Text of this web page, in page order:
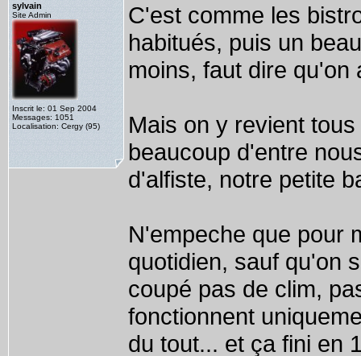
sylvain
Site Admin
Inscrit le: 01 Sep 2004
Messages: 1051
Localisation: Cergy (95)
C'est comme les
habitués, puis un
moins, faut dire qu'on
Mais on y revient
beaucoup d'entre
d'alfiste, notre petite
N'empeche que pour
quotidien, sauf qu'on
coupé pas de clim,
fonctionnent
du tout... et ça fini en